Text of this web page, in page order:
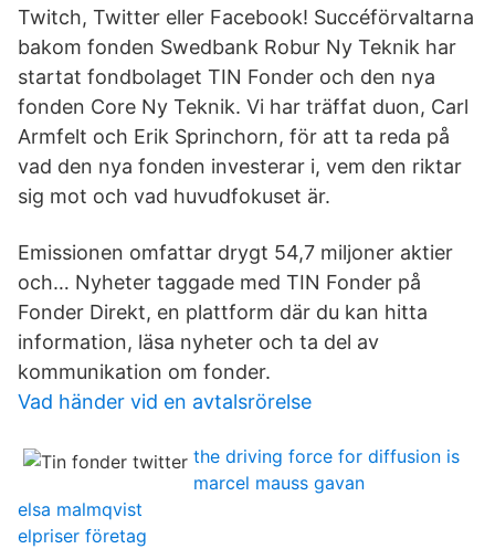
Twitch, Twitter eller Facebook! Succéförvaltarna
bakom fonden Swedbank Robur Ny Teknik har
startat fondbolaget TIN Fonder och den nya
fonden Core Ny Teknik. Vi har träffat duon, Carl
Armfelt och Erik Sprinchorn, för att ta reda på
vad den nya fonden investerar i, vem den riktar
sig mot och vad huvudfokuset är.
Emissionen omfattar drygt 54,7 miljoner aktier
och… Nyheter taggade med TIN Fonder på
Fonder Direkt, en plattform där du kan hitta
information, läsa nyheter och ta del av
kommunikation om fonder.
Vad händer vid en avtalsrörelse
the driving force for diffusion is
marcel mauss gavan
elsa malmqvist
elpriser företag